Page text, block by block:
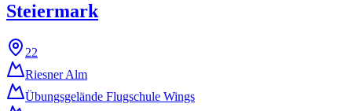
Steiermark
22
Riesner Alm
Übungsgelände Flugschule Wings